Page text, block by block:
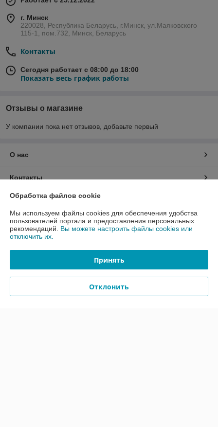
г. Минск
220028, Республика Беларусь, г.Минск, ул.Маяковского
115-1, пом.732, Минск, Беларусь
Контакты
Сегодня работает с 08:00 до 18:00
Показать весь график работы
Отзывы о магазине
У компании пока нет отзывов, добавьте первый
О нас
Контакты
Доставка и оплата
График работы
Политика обработки cookies
Сайт создан на платформе Deal.by
Обработка файлов cookie
Мы используем файлы cookies для обеспечения удобства
пользователей портала и предоставления персональных
рекомендаций. Вы можете настроить файлы cookies или
отключить их.
Принять
Отклонить